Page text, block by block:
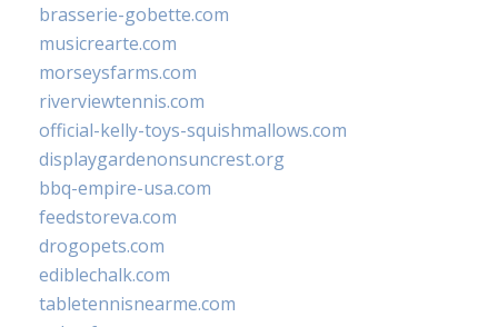
brasserie-gobette.com
musicrearte.com
morseysfarms.com
riverviewtennis.com
official-kelly-toys-squishmallows.com
displaygardenonsuncrest.org
bbq-empire-usa.com
feedstoreva.com
drogopets.com
ediblechalk.com
tabletennisnearme.com